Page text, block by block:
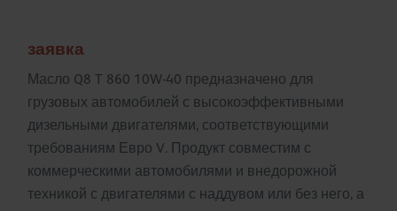
заявка
Масло Q8 T 860 10W-40 предназначено для
грузовых автомобилей с высокоэффективными
дизельными двигателями, соответствующими
требованиям Евро V. Продукт совместим с
коммерческими автомобилями и внедорожной
техникой с двигателями с наддувом или без него, а